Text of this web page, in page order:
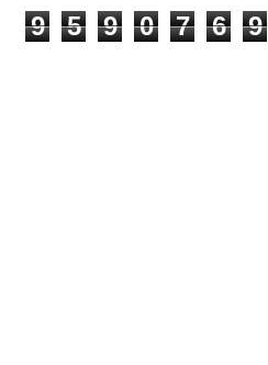
9 5 9 0 7 6 9